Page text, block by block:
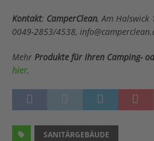
Kontakt: CamperClean, Am Halswick
0049-2853/4538,
Mehr Produkte für Ihren Camping-
hier.
SANITÄRGEBÄUDE